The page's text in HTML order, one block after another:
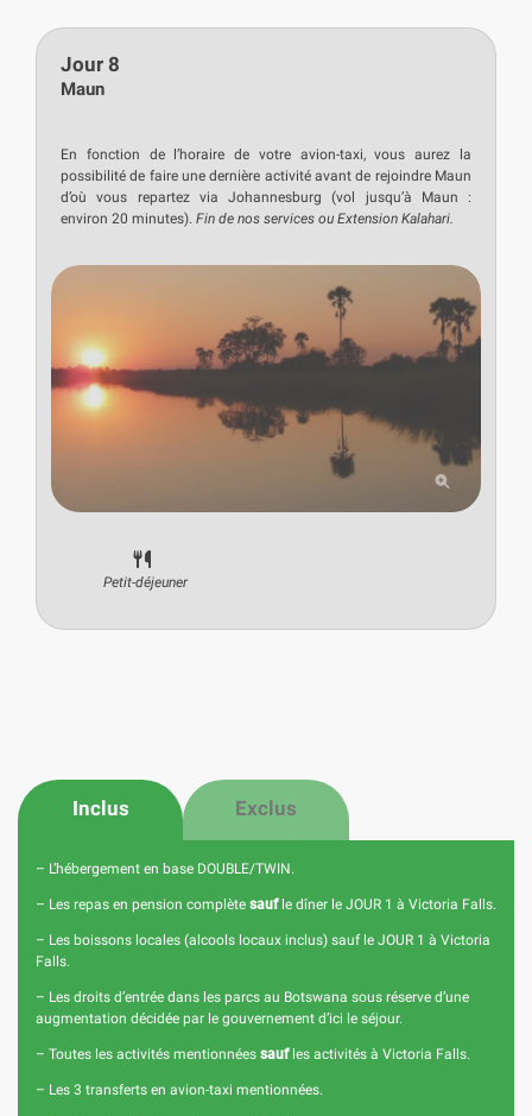
Jour 8
Maun
En fonction de l’horaire de votre avion-taxi, vous aurez la
possibilité de faire une dernière activité avant de rejoindre Maun
d’où vous repartez via Johannesburg (vol jusqu’à Maun :
environ 20 minutes). Fin de nos services ou Extension Kalahari.
Petit-déjeuner
Inclus Exclus
– L’hébergement en base DOUBLE/TWIN.
– Les repas en pension complète saufle dîner le JOUR 1 à Victoria Falls.
– Les boissons locales (alcools locaux inclus) sauf le JOUR 1 à Victoria
Falls.
– Les droits d’entrée dans les parcs au Botswana sous réserve d’une
augmentation décidée par le gouvernement d’ici le séjour.
– Toutes les activités mentionnées saufles activités à Victoria Falls.
– Les 3 transferts en avion-taxi mentionnées.